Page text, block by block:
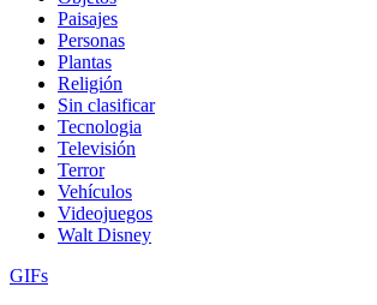
Paisajes
Personas
Plantas
Religión
Sin clasificar
Tecnologia
Televisión
Terror
Vehículos
Videojuegos
Walt Disney
GIFs